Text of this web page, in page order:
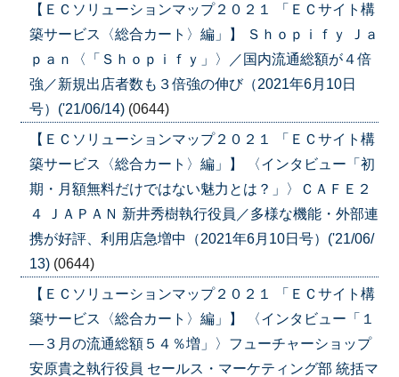
【ＥＣソリューションマップ２０２１ 「ＥＣサイト構
築サービス〈総合カート〉編」】 Ｓｈｏｐｉｆｙ Ｊａ
ｐａｎ〈「Ｓｈｏｐｉｆｙ」〉／国内流通総額が４倍
強／新規出店者数も３倍強の伸び（2021年6月10日
号）('21/06/14) (0644)
【ＥＣソリューションマップ２０２１ 「ＥＣサイト構
築サービス〈総合カート〉編」】 〈インタビュー「初
期・月額無料だけではない魅力とは？」〉ＣＡＦＥ２
４ ＪＡＰＡＮ 新井秀樹執行役員／多様な機能・外部連
携が好評、利用店急増中（2021年6月10日号）('21/06/
13) (0644)
【ＥＣソリューションマップ２０２１ 「ＥＣサイト構
築サービス〈総合カート〉編」】 〈インタビュー「１
―３月の流通総額５４％増」〉フューチャーショップ
安原貴之執行役員 セールス・マーケティング部 統括マ